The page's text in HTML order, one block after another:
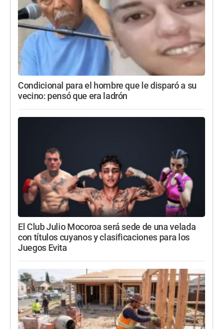
Condicional para el hombre que le disparó a su
vecino: pensó que era ladrón
El Club Julio Mocoroa será sede de una velada
con títulos cuyanos y clasificaciones para los
Juegos Evita